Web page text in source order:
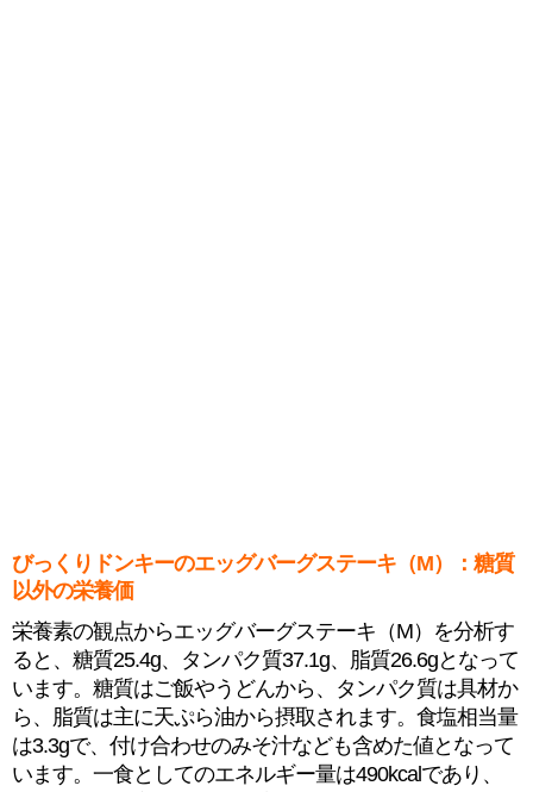
びっくりドンキーのエッグバーグステーキ（M）：糖質
以外の栄養価
栄養素の観点からエッグバーグステーキ（M）を分析す
ると、糖質25.4g、タンパク質37.1g、脂質26.6gとなって
います。糖質はご飯やうどんから、タンパク質は具材か
ら、脂質は主に天ぷら油から摂取されます。食塩相当量
は3.3gで、付け合わせのみそ汁なども含めた値となって
います。一食としてのエネルギー量は490kcalであり、